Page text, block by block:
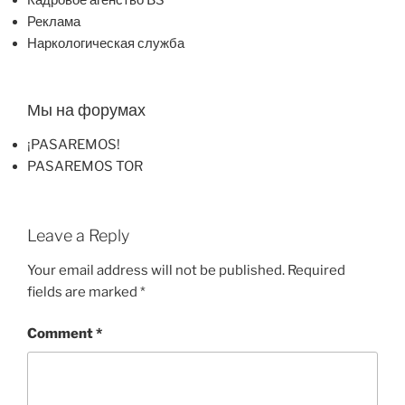
Реклама
Наркологическая служба
Мы на форумах
¡PASAREMOS!
PASAREMOS TOR
Leave a Reply
Your email address will not be published. Required
fields are marked *
Comment*